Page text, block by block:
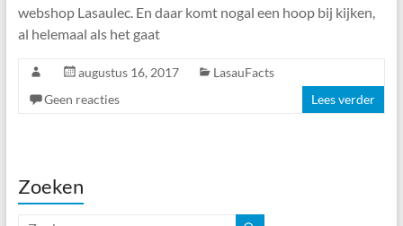
webshop Lasaulec. En daar komt nogal een hoop bij kijken,
al helemaal als het gaat
augustus 16, 2017
LasauFacts
Geen reacties
Lees verder
Zoeken